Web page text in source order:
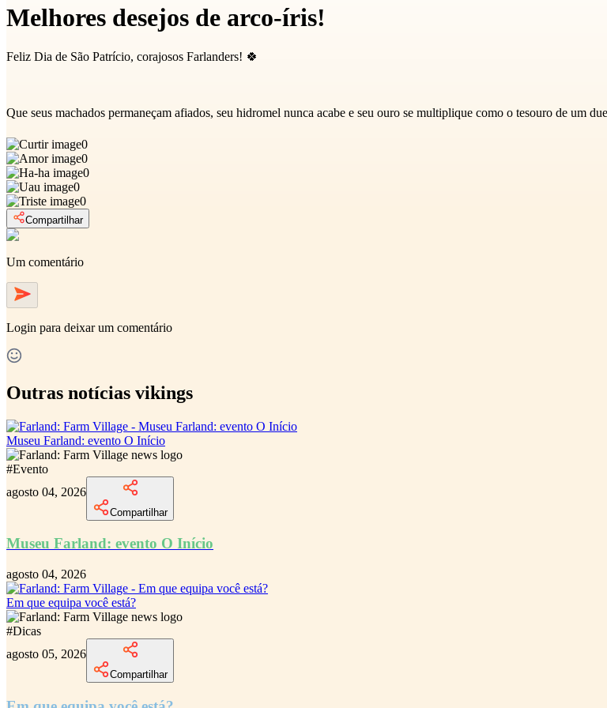
Melhores desejos de arco-íris!
Feliz Dia de São Patrício, corajosos Farlanders! 🍀
Que seus machados permaneçam afiados, seu hidromel nunca acabe e seu ouro se multiplique como o tesouro de um
0
0
0
0
0
Compartilhar
Um comentário
Login para deixar um comentário
Outras notícias vikings
Museu Farland: evento O Início
#Evento
agosto 04, 2026
Compartilhar
Museu Farland: evento O Início
agosto 04, 2026
Em que equipa você está?
#Dicas
agosto 05, 2026
Compartilhar